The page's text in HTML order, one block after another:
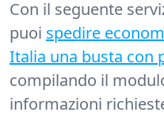
Con il seguente
puoi spedire
Italia una busta con
compilando il
informazioni